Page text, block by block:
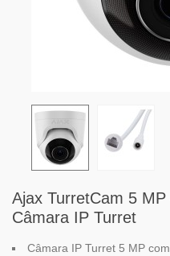
Ajax TurretCam 5
Câmara IP Turret
Câmara IP Turret 5 MP